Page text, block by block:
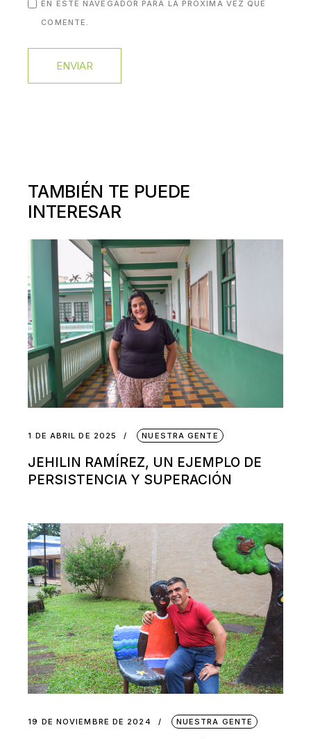
EN ESTE NAVEGADOR PARA LA PRÓXIMA VEZ QUE
COMENTE.
ENVIAR
TAMBIÉN TE PUEDE
INTERESAR
1 DE ABRIL DE 2025 NUESTRA GENTE
JEHILIN RAMÍREZ, UN EJEMPLO DE
PERSISTENCIA Y SUPERACIÓN
19 DE NOVIEMBRE DE 2024 NUESTRA GENTE